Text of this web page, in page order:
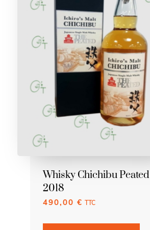
Whisky Chichibu Peated
2018
490,00 € TTC